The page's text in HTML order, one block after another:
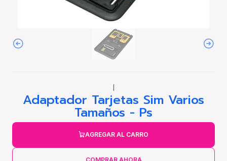
|
Adaptador Tarjetas Sim Varios
Tamaños - Ps
AGREGAR AL CARRO